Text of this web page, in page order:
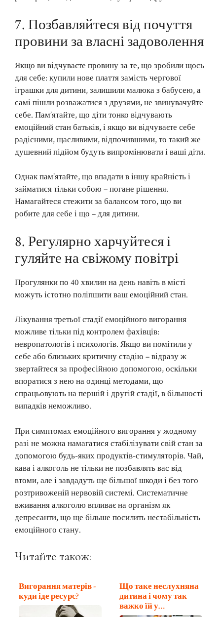
7. Позбавляйтеся від почуття
провини за власні задоволення
Якщо ви відчуваєте провину за те, що зробили щось
для себе: купили нове плаття замість чергової
іграшки для дитини, залишили малюка з бабусею, а
самі пішли розважатися з друзями, не звинувачуйте
себе. Пам’ятайте, що діти тонко відчувають
емоційний стан батьків, і якщо ви відчуваєте себе
радісними, щасливими, відпочившими, то такий же
душевний підйом будуть випромінювати і ваші діти.
Однак пам’ятайте, що впадати в іншу крайність і
займатися тільки собою – погане рішення.
Намагайтеся стежити за балансом того, що ви
робите для себе і що – для дитини.
8. Регулярно харчуйтеся і
гуляйте на свіжому повітрі
Прогулянки по 40 хвилин на день навіть в місті
можуть істотно поліпшити ваш емоційний стан.
Лікування третьої стадії емоційного вигорання
можливе тільки під контролем фахівців:
невропатологів і психологів. Якщо ви помітили у
себе або близьких критичну стадію – відразу ж
звертайтеся за професійною допомогою, оскільки
впоратися з нею на одинці методами, що
спрацьовують на першій і другій стадії, в більшості
випадків неможливо.
При симптомах емоційного вигорання у жодному
разі не можна намагатися стабілізувати свій стан за
допомогою будь-яких продуктів-стимуляторів. Чай,
кава і алкоголь не тільки не позбавлять вас від
втоми, але і завдадуть ще більшої шкоди і без того
розтривоженій нервовій системі. Систематичне
вживання алкоголю впливає на організм як
депресанти, що ще більше посилить нестабільність
емоційного стану.
Читайте також:
Вигорання матерів -
куди іде ресурс?
Що таке неслухняна
дитина і чому так
важко їй у…